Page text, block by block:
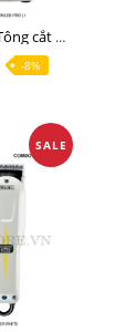
COMBO 2K USA l Tông cắt SENIOR +Tông viền DETAILER PRO LI
-8%
SALE